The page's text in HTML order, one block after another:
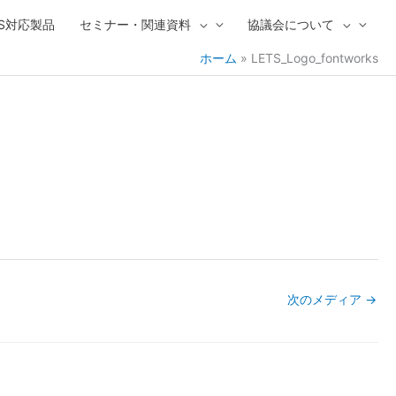
対応製品 セミナー・関連資料 協議会について
ホーム LETS_Logo_fontworks
次のメディア →